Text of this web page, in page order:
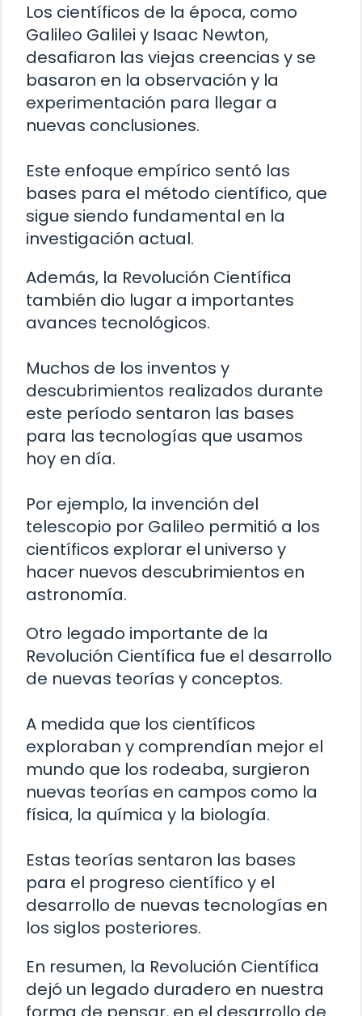
Los científicos de la época, como
Galileo Galilei y Isaac Newton,
desafiaron las viejas creencias y se
basaron en la observación y la
experimentación para llegar a
nuevas conclusiones.
Este enfoque empírico sentó las
bases para el método científico, que
sigue siendo fundamental en la
investigación actual.
Además, la Revolución Científica
también dio lugar a importantes
avances tecnológicos.
Muchos de los inventos y
descubrimientos realizados durante
este período sentaron las bases
para las tecnologías que usamos
hoy en día.
Por ejemplo, la invención del
telescopio por Galileo permitió a los
científicos explorar el universo y
hacer nuevos descubrimientos en
astronomía.
Otro legado importante de la
Revolución Científica fue el desarrollo
de nuevas teorías y conceptos.
A medida que los científicos
exploraban y comprendían mejor el
mundo que los rodeaba, surgieron
nuevas teorías en campos como la
física, la química y la biología.
Estas teorías sentaron las bases
para el progreso científico y el
desarrollo de nuevas tecnologías en
los siglos posteriores.
En resumen, la Revolución Científica
dejó un legado duradero en nuestra